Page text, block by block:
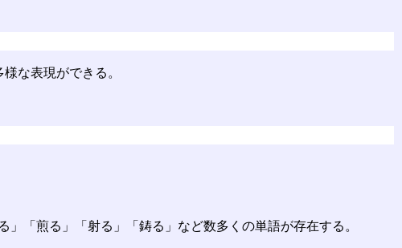
な表現ができる。
「煎る」「射る」「鋳る」など数多くの単語が存在する。